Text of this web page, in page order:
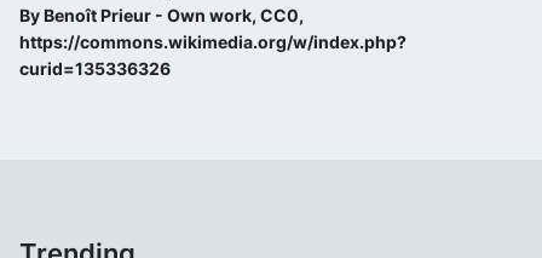
By Benoît Prieur - Own work, CC0,
https://commons.wikimedia.org/w/index.php?
curid=135336326